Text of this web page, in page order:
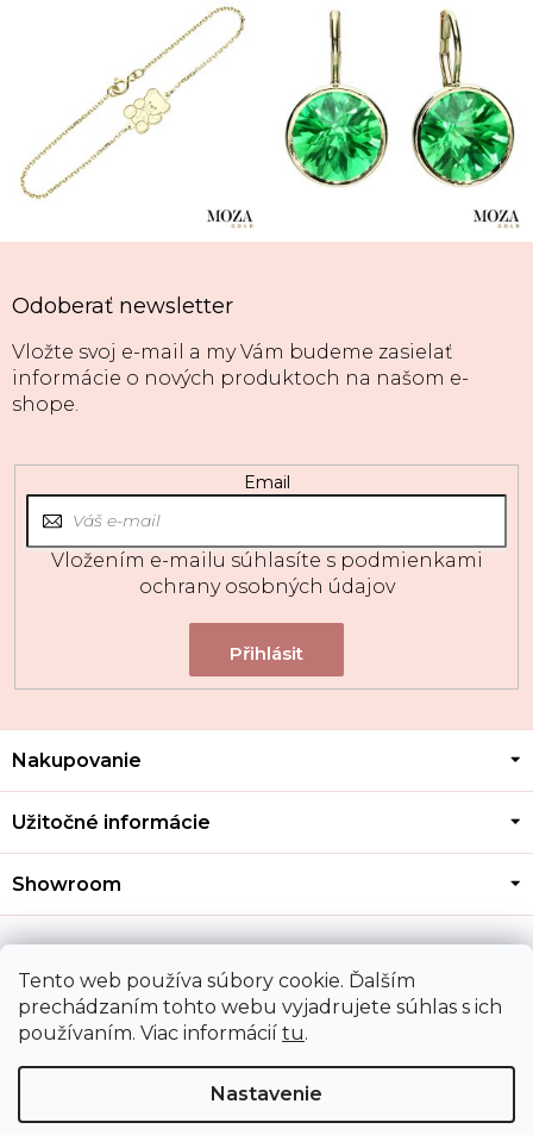
Tento web používa súbory cookie. Ďalším
prechádzaním tohto webu vyjadrujete súhlas s ich
používaním. Viac informácií tu.
Nastavenie
Odoberať newsletter
Vložte svoj e-mail a my Vám budeme zasielať
informácie o nových produktoch na našom e-
shope.
Email
Vložením e-mailu súhlasíte s podmienkami
ochrany osobných údajov
Z
p
t
Nakupovanie
Užitočné informácie
Showroom
Kontakt